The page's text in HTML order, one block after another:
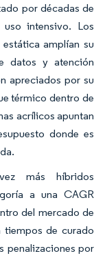
por décadas de
intensivo. Los
amplían su
datos y atención
apreciados por su
térmico dentro de
acrílicos apuntan
donde es
más híbridos
a una CAGR
del mercado de
tiempos de curado
penalizaciones por